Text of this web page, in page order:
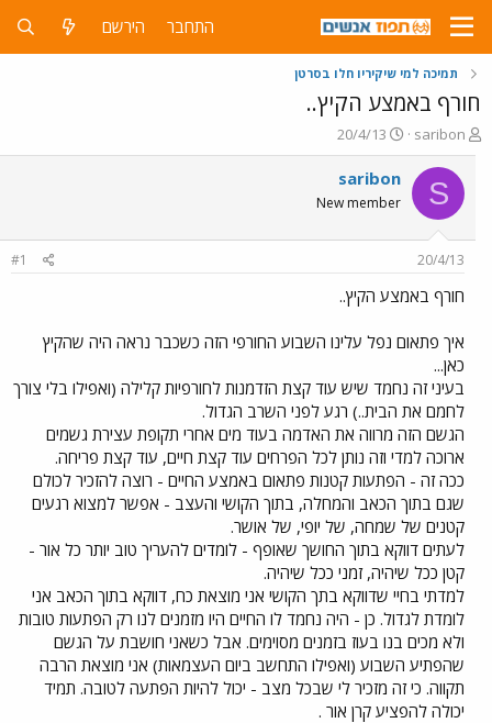
התחבר הירשם
תמיכה למי שיקיריו חלו בסרטן
חורף באמצע הקיץ..
פ
ו
ת
ח
ה
ש
א
saribon
פ
ו
ר
ס
ם
ר
20/4/13
S
saribon
New member
20/4/13
#1
חורף באמצע הקיץ..
איך פתאום נפל עלינו השבוע החורפי הזה כשכבר נראה היה שהקיץ
כאן...
בעיני זה נחמד שיש עוד קצת הזדמנות לחורפיות קלילה (ואפילו בלי צורך
לחמם את הבית..) רגע לפני השרב הגדול.
הגשם הזה מרווה את האדמה בעוד מים אחרי תקופת עצירת גשמים
ארוכה למדי וזה נותן לכל הפרחים עוד קצת חיים, עוד קצת פריחה.
ככה זה - הפתעות קטנות פתאום באמצע החיים - רוצה להזכיר לכולם
שגם בתוך הכאב והמחלה, בתוך הקושי והעצב - אפשר למצוא רגעים
קטנים של שמחה, של יופי, של אושר.
לעתים דווקא בתוך החושך שאופף - לומדים להעריך טוב יותר כל אור -
קטן ככל שיהיה, זמני ככל שיהיה.
למדתי בחיי שדווקא בתך הקושי אני מוצאת כח, דווקא בתוך הכאב אני
לומדת לגדול. כן - היה נחמד לו החיים היו מזמנים לנו רק הפתעות טובות
ולא מכים בנו בעוז בזמנים מסוימים. אבל כשאני חושבת על הגשם
שהפתיע השבוע (ואפילו התחשב ביום העצמאות) אני מוצאת הרבה
תקווה. כי זה מזכיר לי שבכל מצב - יכול להיות הפתעה לטובה. תמיד
יכולה להפציע קרן אור .